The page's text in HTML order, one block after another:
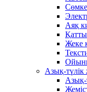
Аяқ
Қатты
Жеке
Азық-
Азық-